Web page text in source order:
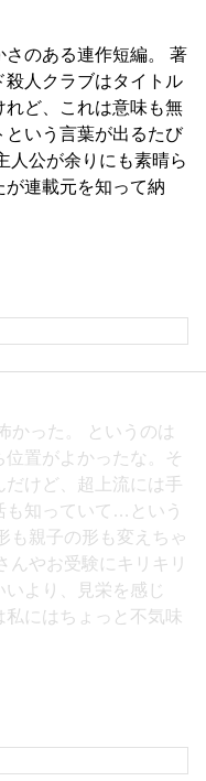
のある連作短編。 著
人クラブはタイトル
ど、これは意味も無
という言葉が出るたび
人公が余りにも素晴ら
が連載元を知って納
かった。 というのは
置がよかったな。そ
だけど、超上流には手
も知っていて…という
も親子の形も変えちゃ
んやお受験にキリキリ
より、見栄を感じ
にはちょっと不気味